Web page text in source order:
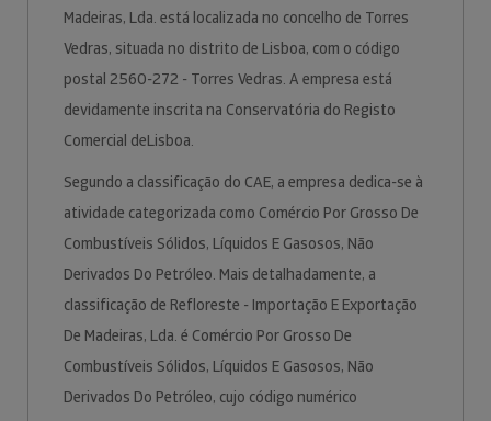
Madeiras, Lda. está localizada no concelho de Torres
Vedras, situada no distrito de Lisboa, com o código
postal 2560-272 - Torres Vedras. A empresa está
devidamente inscrita na Conservatória do Registo
Comercial deLisboa.
Segundo a classificação do CAE, a empresa dedica-se à
atividade categorizada como Comércio Por Grosso De
Combustíveis Sólidos, Líquidos E Gasosos, Não
Derivados Do Petróleo. Mais detalhadamente, a
classificação de Refloreste - Importação E Exportação
De Madeiras, Lda. é Comércio Por Grosso De
Combustíveis Sólidos, Líquidos E Gasosos, Não
Derivados Do Petróleo, cujo código numérico